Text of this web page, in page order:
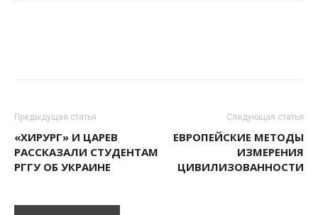
Предыдущая статья
«ХИРУРГ» И ЦАРЕВ
РАССКАЗАЛИ СТУДЕНТАМ
РГГУ ОБ УКРАИНЕ
Следующая статья
ЕВРОПЕЙСКИЕ МЕТОДЫ
ИЗМЕРЕНИЯ
ЦИВИЛИЗОВАННОСТИ